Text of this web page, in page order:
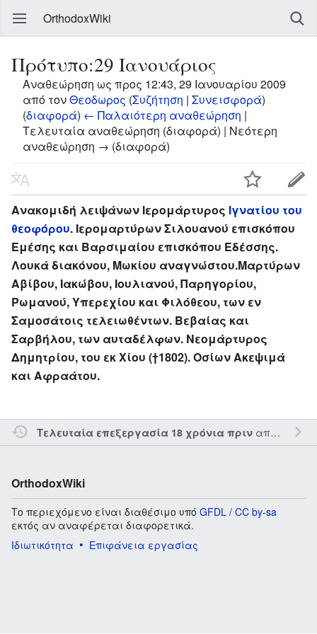
OrthodoxWiki
Πρότυπο:29 Ιανουάριος
Αναθεώρηση ως προς 12:43, 29 Ιανουαρίου 2009
από τονΘεοδωρος (Συζήτηση | Συνεισφορά)
(διαφορά) ← Παλαιότερη αναθεώρηση |
Τελευταία αναθεώρηση (διαφορά) | Νεότερη
αναθεώρηση → (διαφορά)
Ανακομιδή λειψάνων Ιερομάρτυρος Ιγνατίου του
θεοφόρου. Ιερομαρτύρων Σιλουανού επισκόπου
Εμέσης και Βαρσιμαίου επισκόπου Εδέσσης.
Λουκά διακόνου, Μωκίου αναγνώστου.Μαρτύρων
Αβίβου, Ιακώβου, Ιουλιανού, Παρηγορίου,
Ρωμανού, Υπερεχίου και Φιλόθεου, των εν
Σαμοσάτοις τελειωθέντων. Βεβαίας και
Σαρβήλου, των αυταδέλφων. Νεομάρτυρος
Δημητρίου, του εκ Χίου (†1802). Οσίων Ακεψιμά
και Αφραάτου.
Τελευταία επεξεργασία 18 χρόνια πριναπό τον την
OrthodoxWiki
Το περιεχόμενο είναι διαθέσιμο υπό GFDL / CC by-sa
εκτός αν αναφέρεται διαφορετικά.
Ιδιωτικότητα
Επιφάνεια εργασίας